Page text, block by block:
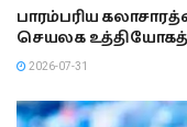
பாரம்பரிய
செயலக
2026-07-31